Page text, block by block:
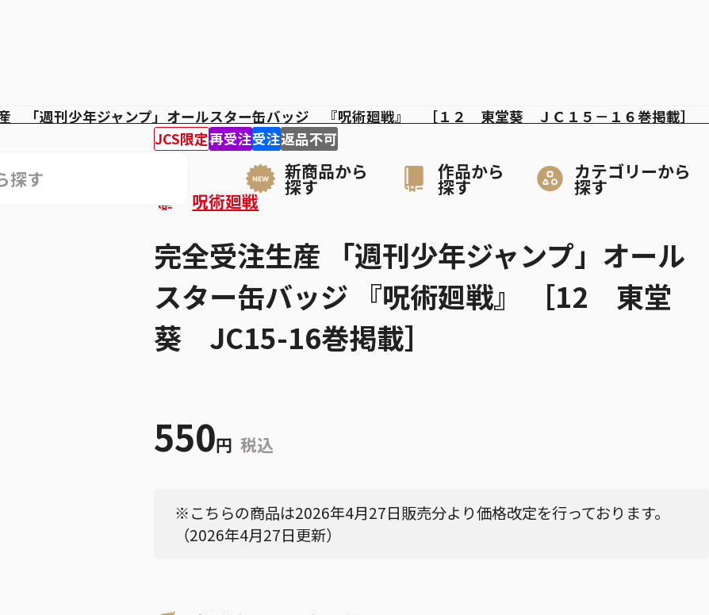
新商品から
探す
作品から
探す
カテゴリーから
探す
「週刊少年ジャンプ」オールスター缶バッジ 『呪術廻戦』 ［１２ 東堂葵 ＪＣ１５－１６巻掲載］
JCS限定再受注受注返品不可
呪術廻戦
完全受注生産 「週刊少年ジャンプ」オール
スター缶バッジ 『呪術廻戦』 ［12 東堂
葵 JC15-16巻掲載］
550円 税込
※こちらの商品は2026年4月27日販売分より価格改定を行っております。
（2026年4月27日更新）